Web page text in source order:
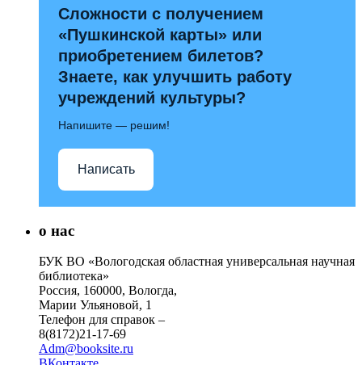
Сложности с получением
«Пушкинской карты» или
приобретением билетов?
Знаете, как улучшить работу
учреждений культуры?
Напишите — решим!
Написать
о нас
БУК ВО «Вологодская областная универсальная научная
библиотека»
Россия, 160000, Вологда,
Марии Ульяновой, 1
Телефон для справок –
8(8172)21-17-69
Adm@booksite.ru